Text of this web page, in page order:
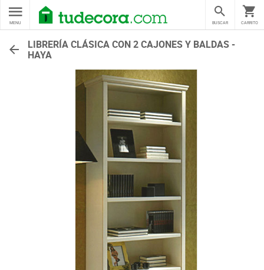
MENU CARRITO
BUSCAR
LIBRERÍA CLÁSICA CON 2 CAJONES Y BALDAS -
HAYA